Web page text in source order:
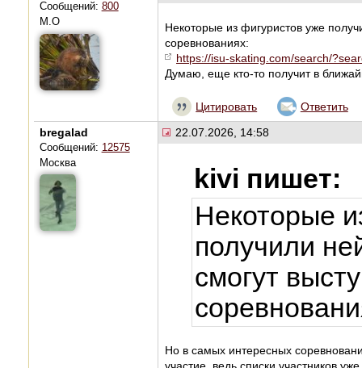
Сообщений: 800
М.О
Некоторые из фигуристов уже
соревнованиях:
https://isu-skating.com/search/
Думаю, еще кто-то получит в
Цитировать Ответить
bregalad
Сообщений: 12575
Москва
22.07.2026, 14:58
kivi пишет:
Некоторые
получили
смогут
Но в самых интересных